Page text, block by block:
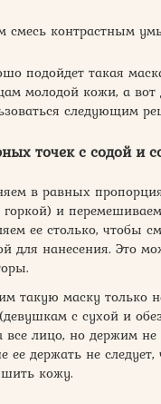
смесь контрастным
подойдет такая
молодой кожи, а
следующим
точек с содой и
в равных
горкой) и
ее столько, чтобы
для нанесения. Это
такую маску только
с сухой и
все лицо, но держим не
ее держать не
кожу.